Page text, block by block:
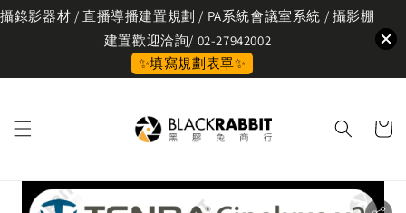
攝錄影器材 / 直播導播建置規劃 / PA系統會議室系統 / 攝影棚
建置歡迎洽詢/ 02-27942002
✨填寫規劃表單✨